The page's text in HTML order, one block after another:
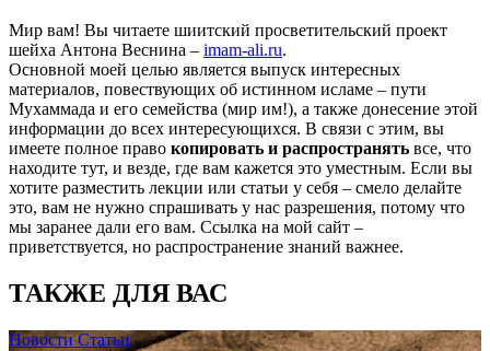
Мир вам! Вы читаете шиитский просветительский проект
шейха Антона Веснина – imam-ali.ru.
Основной моей целью является выпуск интересных
материалов, повествующих об истинном исламе – пути
Мухаммада и его семейства (мир им!), а также донесение этой
информации до всех интересующихся. В связи с этим, вы
имеете полное право копировать и распространять все, что
находите тут, и везде, где вам кажется это уместным. Если вы
хотите разместить лекции или статьи у себя – смело делайте
это, вам не нужно спрашивать у нас разрешения, потому что
мы заранее дали его вам. Ссылка на мой сайт –
приветствуется, но распространение знаний важнее.
ТАКЖЕ ДЛЯ ВАС
НовостиСтатьи